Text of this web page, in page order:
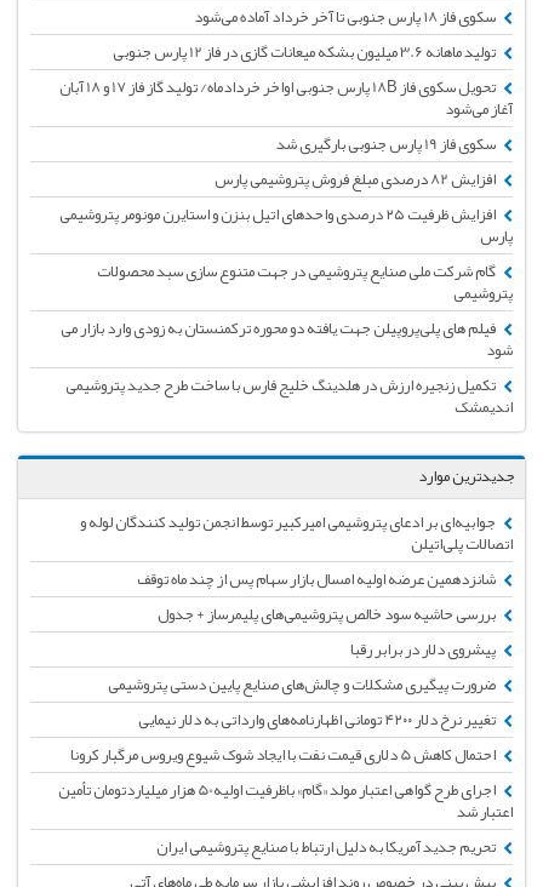
سکوی فاز ۱۸ پارس جنوبی تا آخر خرداد آماده می‌شود
تولید ماهانه 3.6 میلیون بشکه میعانات گازی در فاز 12 پارس جنوبی
تحویل سکوی فاز 18B پارس جنوبی اواخر خردادماه/ تولید گاز فاز 17 و 18 آبان
آغاز می‌شود
سکوی فاز 19 پارس جنوبی بارگیری شد
افزایش 82 درصدی مبلغ فروش پتروشیمی پارس
افزایش ظرفیت ‏‏۲۵ درصدی واحدهای اتیل بنزن و استایرن مونومر پتروشیمی
پارس
گام شرکت ملی صنایع پتروشیمی در جهت متنوع سازی سبد محصولات
پتروشیمی
فیلم های پلی‌پروپیلن جهت یافته دو محوره ترکمنستان به زودی وارد بازار می
شود
تکمیل زنجیره ارزش در هلدینگ خلیج فارس با ساخت طرح جدید پتروشیمی
اندیمشک
جدیدترین موارد
جوابیه‌ای بر ادعای پتروشیمی امیرکبیر توسط انجمن تولید کنندگان لوله و
اتصالات پلی‌اتیلن
شانزدهمین عرضه اولیه امسال بازار سهام پس از چند ماه توقف
بررسی حاشیه سود خالص پتروشیمی‌های پلیمرساز + جدول
پیشروی دلار در برابر رقبا
ضرورت پیگیری مشکلات و چالش‌های صنایع پایین دستی پتروشیمی
تغییر نرخ دلار ۴۲۰۰ تومانی اظهارنامه‌های وارداتی به دلار نیمایی
احتمال کاهش 5 دلاری قیمت نفت با ایجاد شوک شیوع ویروس مرگبار کرونا
اجرای طرح گواهی اعتبار مولد «گام» باظرفیت اولیه50 هزار میلیاردتومان تأمین
اعتبار شد
تحریم جدید آمریکا به دلیل ارتباط با صنایع پتروشیمی ایران